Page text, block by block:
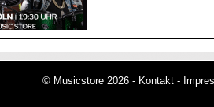
© Musicstore 2026 - Kontakt -